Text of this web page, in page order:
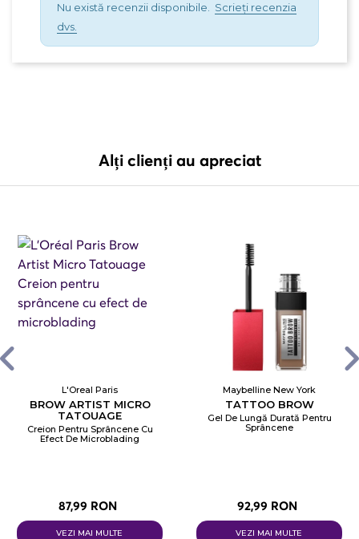
Nu există recenzii disponibile. Scrieți recenzia
dvs.
Alți clienți au apreciat
L'Oreal Paris
BROW ARTIST MICRO
TATOUAGE
Creion Pentru Sprâncene Cu
Efect De Microblading
87,99 RON
VEZI MAI MULTE
Maybelline New York
TATTOO BROW
Gel De Lungă Durată Pentru
Sprâncene
92,99 RON
VEZI MAI MULTE